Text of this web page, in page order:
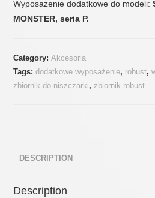
Wyposażenie dodatkowe do modeli:
MONSTER, seria P.
Category:Akcesoria
Tags:dodatkowe wyposażenie, robust,
zbiornik do niszczarki,zbiornik robust
DESCRIPTION
Description